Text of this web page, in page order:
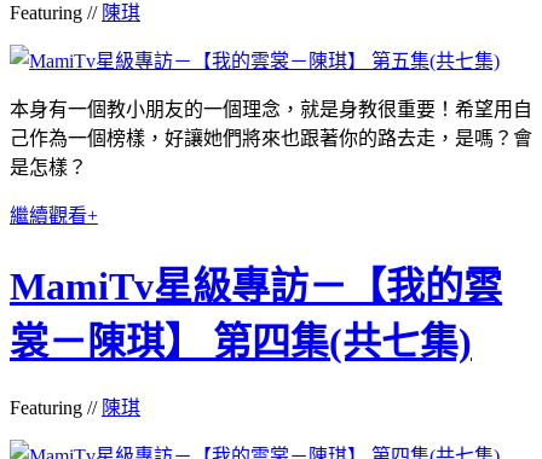
Featuring // 陳琪
本身有一個教小朋友的一個理念，就是身教很重要！希望用自
己作為一個榜樣，好讓她們將來也跟著你的路去走，是嗎？會
是怎樣？
繼續觀看+
MamiTv星級專訪－【我的雲
裳－陳琪】 第四集(共七集)
Featuring // 陳琪